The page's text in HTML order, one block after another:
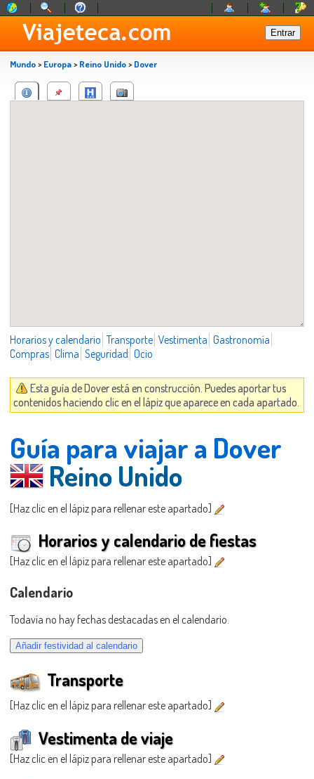
Mundo> Europa> Reino Unido> Dover
Horarios y calendario Transporte Vestimenta Gastronomía
Compras Clima Seguridad Ocio
Esta guía de Dover está en construcción. Puedes aportar tus
contenidos haciendo clic en el lápiz que aparece en cada apartado.
Guía para viajar a Dover
Reino Unido
[Haz clic en el lápiz para rellenar este apartado]
Horarios y calendario de fiestas
[Haz clic en el lápiz para rellenar este apartado]
Calendario
Todavía no hay fechas destacadas en el calendario.
Transporte
[Haz clic en el lápiz para rellenar este apartado]
Vestimenta de viaje
[Haz clic en el lápiz para rellenar este apartado]